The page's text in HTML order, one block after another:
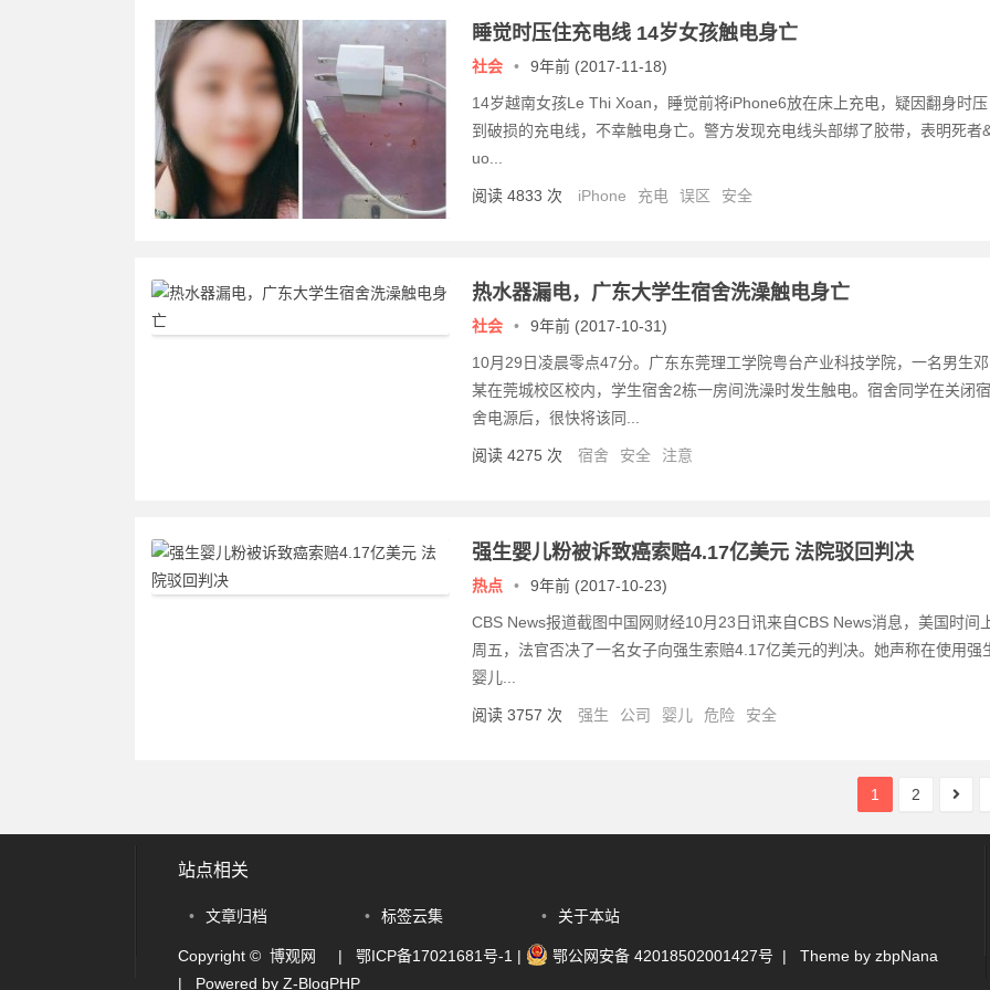
睡觉时压住充电线 14岁女孩触电身亡
社会 • 9年前 (2017-11-18)
14岁越南女孩Le Thi Xoan，睡觉前将iPhone6放在床上充电，疑因翻身时压
到破损的充电线，不幸触电身亡。警方发现充电线头部绑了胶带，表明死者
uo...
阅读 4833 次 iPhone 充电 误区 安全
热水器漏电，广东大学生宿舍洗澡触电身亡
社会 • 9年前 (2017-10-31)
10月29日凌晨零点47分。广东东莞理工学院粤台产业科技学院，一名男生邓
某在莞城校区校内，学生宿舍2栋一房间洗澡时发生触电。宿舍同学在关闭宿
舍电源后，很快将该同...
阅读 4275 次 宿舍 安全 注意
强生婴儿粉被诉致癌索赔4.17亿美元 法院驳回判决
热点 • 9年前 (2017-10-23)
CBS News报道截图中国网财经10月23日讯来自CBS News消息，美国时间
周五，法官否决了一名女子向强生索赔4.17亿美元的判决。她声称在使用强
婴儿...
阅读 3757 次 强生 公司 婴儿 危险 安全
1 2
站点相关
• 文章归档 • 标签云集 • 关于本站
Copyright © 博观网 | 鄂ICP备17021681号-1 | 鄂公网安备 42018502001427号 | Theme by zbpNana
| Powered by Z-BlogPHP